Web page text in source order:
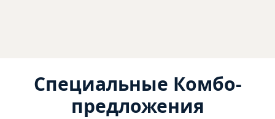
Специальные Комбо-
предложения